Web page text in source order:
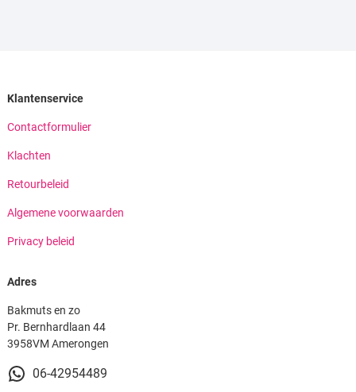
Klantenservice
Contactformulier
Klachten
Retourbeleid
Algemene voorwaarden
Privacy beleid
Adres
Bakmuts en zo
Pr. Bernhardlaan 44
3958VM Amerongen
06-42954489